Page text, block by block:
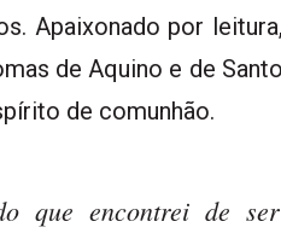
Apaixonado por
de Aquino e de
de comunhão.
que encontrei de